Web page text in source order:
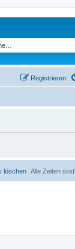
Registrieren
Alle Zeiten sind
löschen